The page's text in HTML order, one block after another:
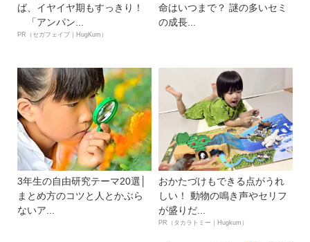
ば、イヤイヤ期もすっきり！
「アンパン...
PR（セガフェイブ｜HugKum）
命はいつまで？ 謎の多いセミ
の成長...
3年生の自由研究テーマ20選│
まとめ方のコツと人とかぶら
ないア...
おかたづけもできる点がうれ
しい！ 動物の鳴き声やセリフ
が盛りだ...
PR（タカラトミー｜Hugkum）